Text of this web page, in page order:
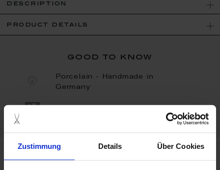
Zustimmung Details Über Cookies
description
product details
good to know
Porcelain - Handmade in
Germany
more products from the the